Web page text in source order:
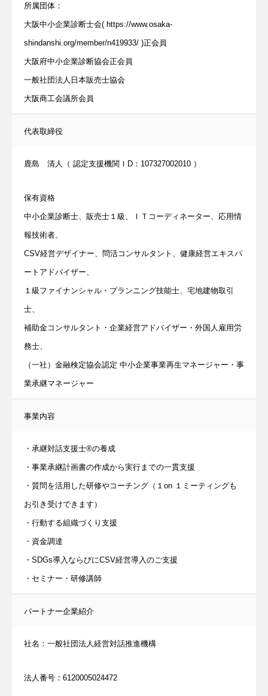
所属団体：
大阪中小企業診断士会( https://www.osaka-
shindanshi.org/member/n419933/ )正会員
大阪府中小企業診断協会正会員
一般社団法人日本販売士協会
大阪商工会議所会員
代表取締役
鹿島 清人（ 認定支援機関ＩD：107327002010 ）
保有資格
中小企業診断士、販売士１級、ＩＴコーディネーター、応用情
報技術者、
CSV経営デザイナー、問活コンサルタント、健康経営エキスパ
ートアドバイザー、
１級ファイナンシャル・プランニング技能士、宅地建物取引
士、
補助金コンサルタント・企業経営アドバイザー・外国人雇用労
務士、
（一社）金融検定協会認定 中小企業事業再生マネージャー・事
業承継マネージャー
事業内容
・承継対話支援士®の養成
・事業承継計画書の作成から実行までの一貫支援
・質問を活用した研修やコーチング（１on １ミーティングも
お引き受けできます）
・行動する組織づくり支援
・資金調達
・SDGs導入ならびにCSV経営導入のご支援
・セミナー・研修講師
パートナー企業紹介
社名：一般社団法人経営対話推進機構
法人番号：6120005024472
任せられる後継ぎを１年で育てます！
金融機関ときちんと話が出来ていますか
問活®（トイカツ）は魔法の杖です
お客様の声
個別相談のお申込
セミナー・講座申込規約